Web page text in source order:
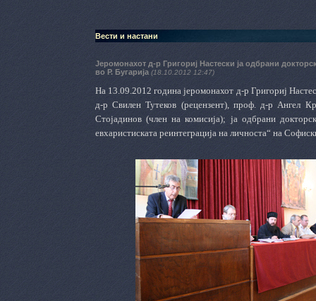
Вести и настани
Јеромонахот д-р Григориј Настески ја одбрани
во Р. Бугарија (18.10.2012 12:47)
На 13.09.2012 година јеромонахот д-р Григориј
д-р Свилен Тутеков (рецензент), проф. д-р Ангел
Стојадинов (член на комисија); ја одбрани
евхаристиската реинтеграција на личноста“ на